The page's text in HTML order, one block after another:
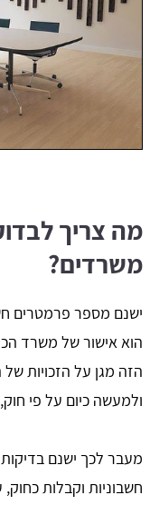
מה צריך
משרדים?
ישנם מספר פרמטרים
הוא אישור של משרד
הזה מגן על הזכויות
ולמעשה כיום על פי
מעבר לכך ישנם
חשבוניות וקבלות